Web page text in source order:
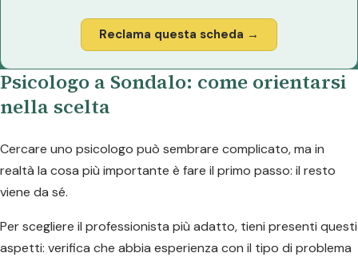
Reclama questa scheda →
Psicologo a Sondalo: come orientarsi
nella scelta
Cercare uno psicologo può sembrare complicato, ma in
realtà la cosa più importante è fare il primo passo: il resto
viene da sé.
Per scegliere il professionista più adatto, tieni presenti questi
aspetti: verifica che abbia esperienza con il tipo di problema